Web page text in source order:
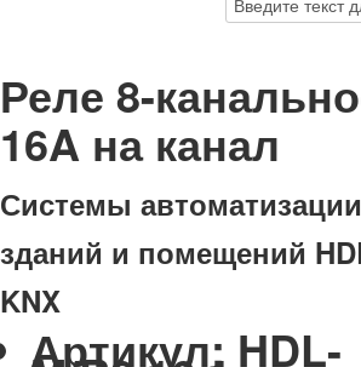
Реле 8-
16A на канал
Системы автоматизации
зданий и помещений
KNX
Артикул: HDL-